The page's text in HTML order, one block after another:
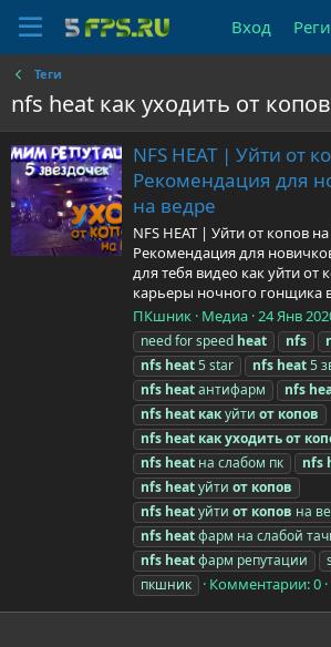
Вход
Теги
nfs heat как уходить от копов
NFS HEAT | Уйти от
Рекомендация для
на ведре
NFS HEAT | Уйти от копов
Рекомендация для
для тебя видео как уйти от
карьеры ночного гонщика
ПКшник Медиа 24 Янв
need for speed heat nfs
nfs heat5 star nfs heat5
nfs heatантифарм nfs
nfs heat какуйти от копов
nfs heat какуходитьот
nfs heat на слабом пк nfs
nfs heatуйти от копов
nfs heatуйти от копов на
nfs heatфарм на слабой
nfs heatфарм репутации
пкшник
Комментарии: 0